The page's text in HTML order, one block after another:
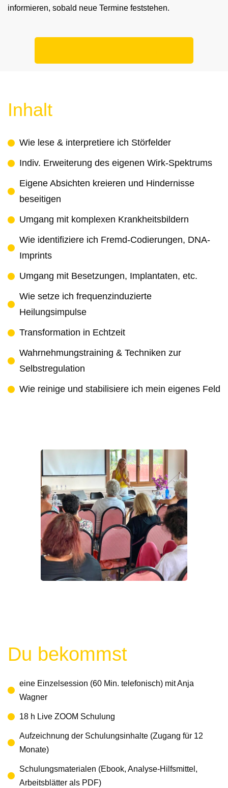
informieren, sobald neue Termine feststehen.
Inhalt
Wie lese & interpretiere ich Störfelder
Indiv. Erweiterung des eigenen Wirk-Spektrums
Eigene Absichten kreieren und Hindernisse
beseitigen
Umgang mit komplexen Krankheitsbildern
Wie identifiziere ich Fremd-Codierungen, DNA-
Imprints
Umgang mit Besetzungen, Implantaten, etc.
Wie setze ich frequenzinduzierte
Heilungsimpulse
Transformation in Echtzeit
Wahrnehmungstraining & Techniken zur
Selbstregulation
Wie reinige und stabilisiere ich mein eigenes Feld
Du bekommst
eine Einzelsession (60 Min. telefonisch) mit Anja
Wagner
18 h Live ZOOM Schulung
Aufzeichnung der Schulungsinhalte (Zugang für 12
Monate)
Schulungsmaterialen (Ebook, Analyse-Hilfsmittel,
Arbeitsblätter als PDF)